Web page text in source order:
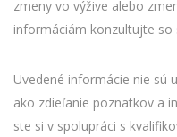
zmeny vo výžive alebo
informáciám konzultujte
Uvedené informácie nie sú
ako zdieľanie poznatkov a
ste si v spolupráci s